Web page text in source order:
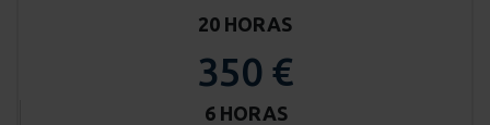
20 HORAS
350 €
6 HORAS